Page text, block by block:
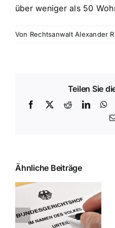
über weniger als 50
Von Rechtsanwalt Alexander
Teilen Sie
Facebook
X Reddit
Ähnliche Beiträge
Landgericht
Mannheim: Der
Mannheimer